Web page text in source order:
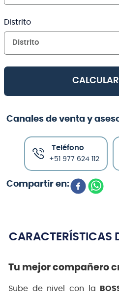
Distrito
Distrito
Canales de venta y
Teléfono
+51 977 624 112
CARACTERÍSTICAS
Tu mejor compañero
Sube de nivel con la